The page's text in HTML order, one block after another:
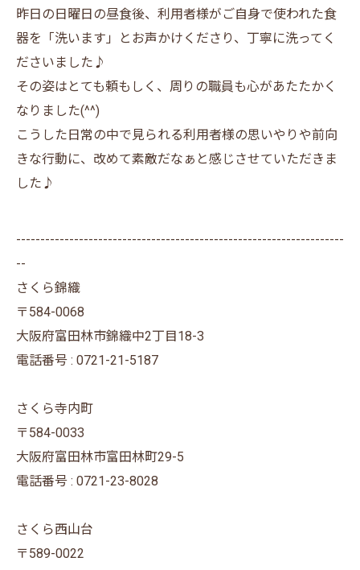
昨日の日曜日の昼食後、利用者様がご自身で使われた食
器を「洗います」とお声かけくださり、丁寧に洗ってく
ださいました♪
その姿はとても頼もしく、周りの職員も心があたたかく
なりました(^^)
こうした日常の中で見られる利用者様の思いやりや前向
きな行動に、改めて素敵だなぁと感じさせていただきま
した♪
--------------------------------------------------------------------
--
さくら錦織
〒584-0068
大阪府富田林市錦織中2丁目18-3
電話番号 : 0721-21-5187
さくら寺内町
〒584-0033
大阪府富田林市富田林町29-5
電話番号 : 0721-23-8028
さくら西山台
〒589-0022